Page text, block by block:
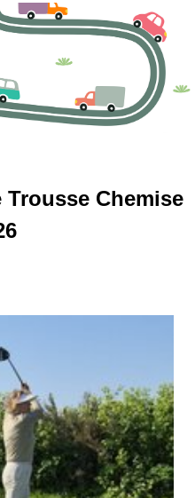
Chemise